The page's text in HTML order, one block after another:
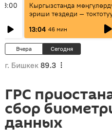
Кыргызстанда
эриши тездеди —
13:04 46 мин
Вчера Сегодня
г. Бишкек 89.3
ГРС
сбор
данных